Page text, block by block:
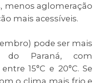
menos aglomeração
mais acessíveis.
pode ser mais
Paraná, com
15°C e 20°C. Se
o clima mais frio e